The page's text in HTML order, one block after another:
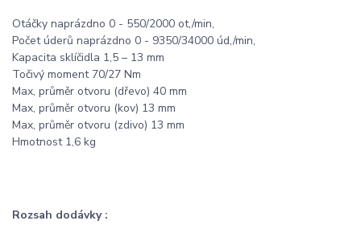
Otáčky naprázdno 0 - 550/2000 ot,/min,
Počet úderů naprázdno 0 - 9350/34000 úd,/min,
Kapacita sklíčidla 1,5 – 13 mm
Točivý moment 70/27 Nm
Max, průměr otvoru (dřevo) 40 mm
Max, průměr otvoru (kov) 13 mm
Max, průměr otvoru (zdivo) 13 mm
Hmotnost 1,6 kg
Rozsah dodávky :